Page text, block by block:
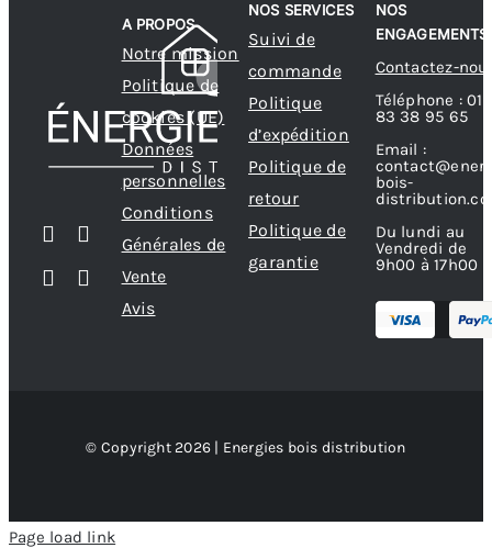
A PROPOS
Notre mission
Politique de
cookies (UE)
Données
personnelles
Conditions
Générales de
Vente
Avis
NOS SERVICES
Suivi de
commande
Politique
d’expédition
Politique de
retour
Politique de
garantie
NOS
ENGAGEMENTS
Contactez-
Téléphone : 01
83 38 95 65
Email :
bois-
Du lundi au
Vendredi de
9h00 à 17h00
© Copyright 2026 | Energies bois distribution
Page load link